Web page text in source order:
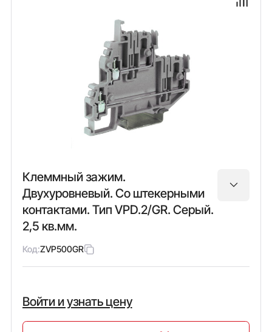
Клеммный зажим.
Двухуровневый. Со штекерными
контактами. Тип VPD.2/GR. Серый.
2,5 кв.мм.
Код:ZVP500GR
Войти и узнать цену